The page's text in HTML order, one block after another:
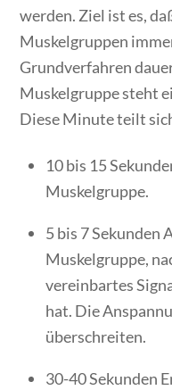
werden. Ziel ist es,
Muskelgruppen
Grundverfahren
Muskelgruppe steht
Diese Minute teilt
10 bis 15
Muskelgruppe.
5 bis 7 Sekunden
Muskelgruppe,
vereinbartes
hat. Die
überschreiten.
30-40 Sekunden